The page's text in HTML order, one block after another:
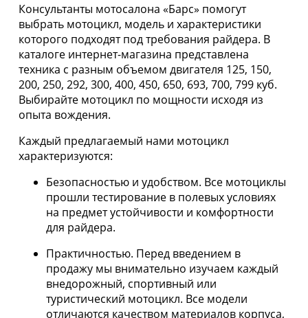
Консультанты мотосалона «Барс» помогут
выбрать мотоцикл, модель и характеристики
которого подходят под требования райдера. В
каталоге интернет-магазина представлена
техника с разным объемом двигателя 125, 150,
200, 250, 292, 300, 400, 450, 650, 693, 700, 799 куб.
Выбирайте мотоцикл по мощности исходя из
опыта вождения.
Каждый предлагаемый нами мотоцикл
характеризуются:
Безопасностью и удобством. Все мотоциклы
прошли тестирование в полевых условиях
на предмет устойчивости и комфортности
для райдера.
Практичностью. Перед введением в
продажу мы внимательно изучаем каждый
внедорожный, спортивный или
туристический мотоцикл. Все модели
отличаются качеством материалов корпуса,